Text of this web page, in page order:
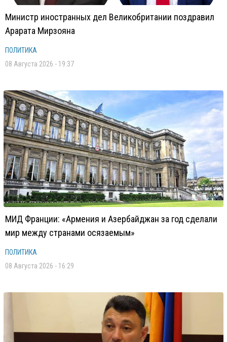
Министр иностранных дел Великобритании поздравил
Арарата Мирзояна
ПОЛИТИКА
08 Августа 2026 - 19:37
МИД Франции: «Армения и Азербайджан за год сделали
мир между странами осязаемым»
ПОЛИТИКА
08 Августа 2026 - 16:29